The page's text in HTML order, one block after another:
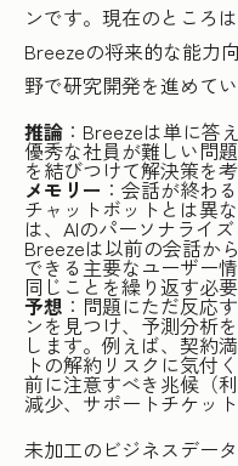
ンです。現在のところ
Breezeの将来的な能力
野で研究開発を進めてい
推論 ：Breezeは単に答
優秀な社員が難しい問
を結びつけて解決策を
メモリー ：会話が終わ
チャットボットとは異
は、AIのパーソナライ
Breezeは以前の会話か
できる主要なユーザー
同じことを繰り返す必
予想 ：問題にただ反応
ンを見つけ、予測分析
します。例えば、契約
トの解約リスクに気付
前に注意すべき兆候（
減少、サポートチケッ
未加工のビジネスデー